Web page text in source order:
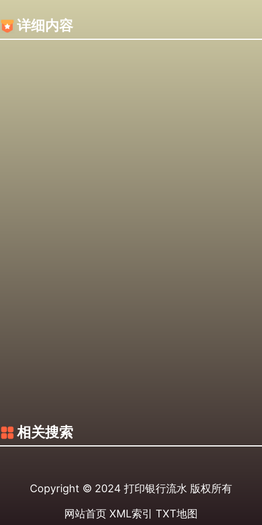
详细内容
相关搜索
Copyright © 2024 打印银行流水 版权所有
网站首页 XML索引 TXT地图